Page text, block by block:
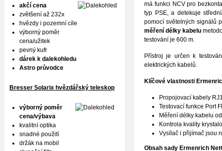
má funkci NCV pro
typ PSE, a detekuje
pomocí světelných signálů
měření délky kabelu
testování je 600 m.
Přístroj je určen k
elektrických kabelů.
Klíčové vlastnosti
Propojovací kabely
Testovací funkce Port
Měření délky kabelu
Kontrola kvality
Vysílač i přijímač jsou
Obsah sady Ermenrich
akčí cena
zvětšení až 232x
hvězdy i pozemní cíle
výborný poměr
cena/užitek
pevný kufr
dárek k dalekohledu
Astro průvodce
Bresser Solarix hvězdářský teleskop
výborný poměr
cena/výbava
kvalitní optika
snadné použití
držák na mobil